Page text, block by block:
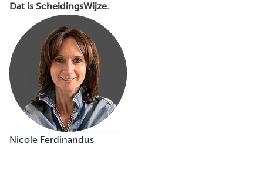
Dat is ScheidingsWijze.
Nicole Ferdinandus